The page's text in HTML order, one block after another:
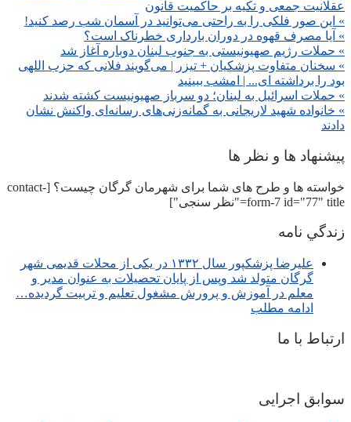
عقلانیت جمعی و تکیه بر حاکمیت قانون
» این صور فلکی را به راحتی می‌توانید در آسمان شب رصد کنید!
» آیا مصرف قهوه در دوران بارداری خطرناک است؟
» حملات رژیم صهیونیستی به جنوب لبنان دوباره آغاز شد
» سخنان متفاوت پزشکیان + تیزر | می‌گویند فلانی که حزب اللهی
بود را برداشته ای... | امشب ببینید
» حملات اسرائیل به لبنان؛ دو سرباز صهیونیست کشته شدند
» خانواده شهید لاریجانی به گمانه‌زنی‌های رسانه‌ای واکنش نشان
دادند
پیشنهاد ها و نظر ها
خواسته ها و طرح های شما برای شهرمان گرگان چیست؟ [contact-
form-7 id="77" title="نظر سنجی"]
زندگي نامه
عليرضا پزشكپور سال ۱۳۳۲ در یکی از محلات قدیمی شهر
گرگان متولد شد وپس از پایان تحصیلات به عنوان مدیر و
معلم در آموزش و پرورش مشغول تعلیم و تربیت گرديده…
ادامه مطلب
ارتباط با ما
سوابق اجرایی